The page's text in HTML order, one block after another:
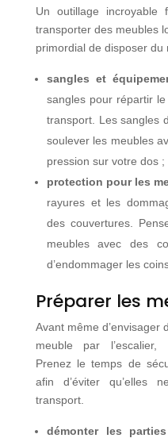
Un outillage incroyable
transporter des meubles
primordial de disposer du
sangles et
sangles pour répartir
transport. Les sangles
soulever les meubles
pression sur votre dos ;
protection pour les
rayures et les
des couvertures.
meubles avec des
d’endommager les
Préparer les
Avant même d’envisager
meuble par
Prenez le temps de
afin d’éviter qu’elles
transport.
démonter les